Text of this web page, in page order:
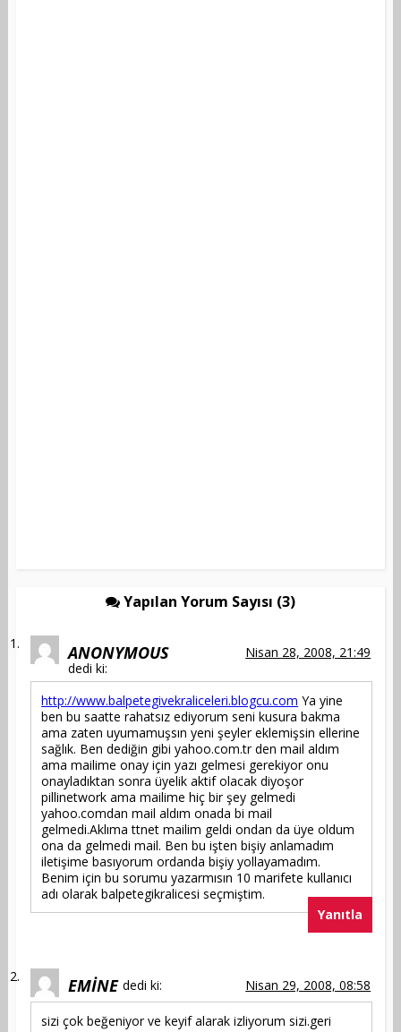
Yapılan Yorum Sayısı (3)
ANONYMOUS
dedi ki:
Nisan 28, 2008, 21:49
http://www.balpetegivekraliceleri.blogcu.com Ya yine
ben bu saatte rahatsız ediyorum seni kusura bakma
ama zaten uyumamuşsın yeni şeyler eklemişsin ellerine
sağlık. Ben dediğin gibi yahoo.com.tr den mail aldım
ama mailime onay için yazı gelmesi gerekiyor onu
onayladıktan sonra üyelik aktif olacak diyoşor
pillinetwork ama mailime hiç bir şey gelmedi
yahoo.comdan mail aldım onada bi mail
gelmedi.Aklıma ttnet mailim geldi ondan da üye oldum
ona da gelmedi mail. Ben bu işten bişiy anlamadım
iletişime basıyorum ordanda bişiy yollayamadım.
Benim için bu sorumu yazarmısın 10 marifete kullanıcı
adı olarak balpetegikralicesi seçmiştim.
Yanıtla
EMİNE dedi ki: Nisan 29, 2008, 08:58
sizi çok beğeniyor ve keyif alarak izliyorum sizi.geri